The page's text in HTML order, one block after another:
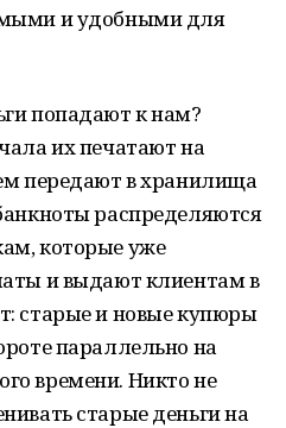
и удобными для
попадают к нам?
их печатают на
передают в хранилища
распределяются
которые уже
и выдают клиентам в
старые и новые купюры
параллельно на
времени. Никто не
старые деньги на